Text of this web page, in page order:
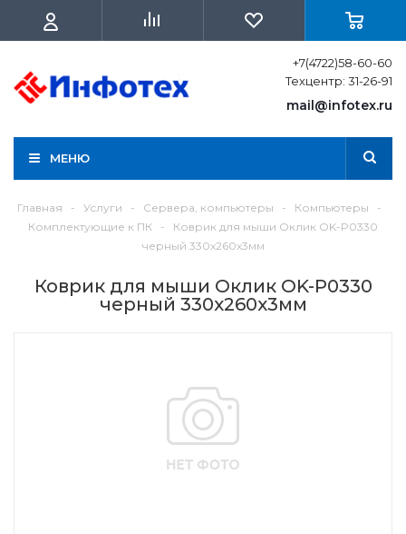
+7(4722)58-60-60
Техцентр: 31-26-91
mail@infotex.ru
МЕНЮ
Главная - Услуги - Сервера, компьютеры - Компьютеры
-
Комплектующие к ПК
-
Коврик для мыши Оклик OK-P0330
черный 330x260x3мм
Коврик для мыши Оклик OK-P0330
черный 330x260x3мм